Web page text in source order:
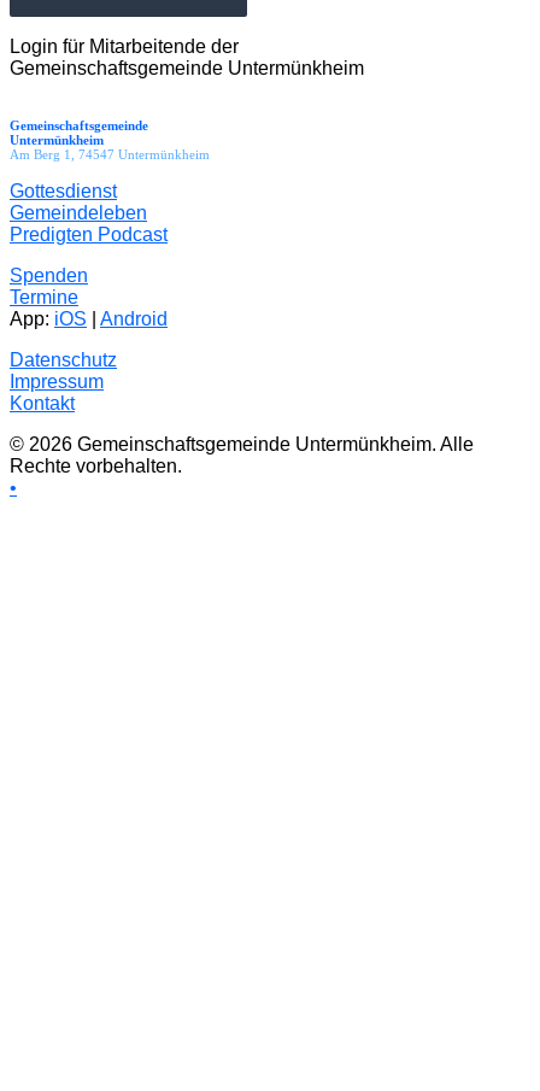
Login für Mitarbeitende der
Gemeinschaftsgemeinde Untermünkheim
Gemeinschaftsgemeinde
Untermünkheim
Am Berg 1, 74547 Untermünkheim
Gottesdienst
Gemeindeleben
Predigten Podcast
Spenden
Termine
App: iOS
Android
Datenschutz
Impressum
Kontakt
© 2026 Gemeinschaftsgemeinde Untermünkheim. Alle
Rechte vorbehalten.
•